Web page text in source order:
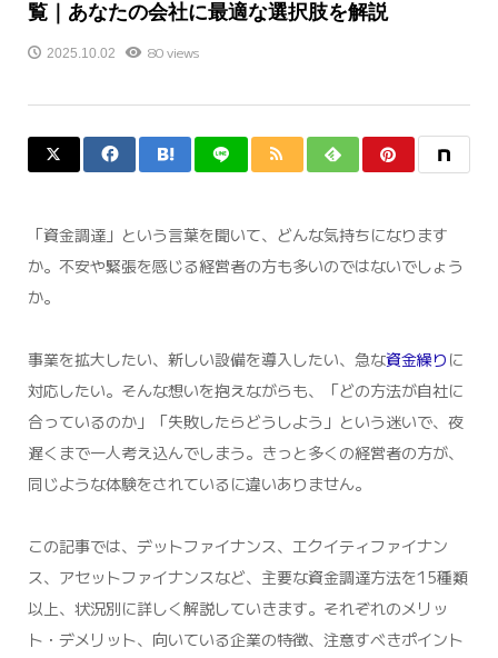
覧｜あなたの会社に最適な選択肢を解説
2025.10.02 80 views
「資金調達」という言葉を聞いて、どんな気持ちになります
か。不安や緊張を感じる経営者の方も多いのではないでしょう
か。
事業を拡大したい、新しい設備を導入したい、急な資金繰り に
対応したい。そんな想いを抱えながらも、「どの方法が自社に
合っているのか」「失敗したらどうしよう」という迷いで、夜
遅くまで一人考え込んでしまう。きっと多くの経営者の方が、
同じような体験をされているに違いありません。
この記事では、デットファイナンス、エクイティファイナン
ス、アセットファイナンスなど、主要な資金調達方法を15種類
以上、状況別に詳しく解説していきます。それぞれのメリッ
ト・デメリット、向いている企業の特徴、注意すべきポイント